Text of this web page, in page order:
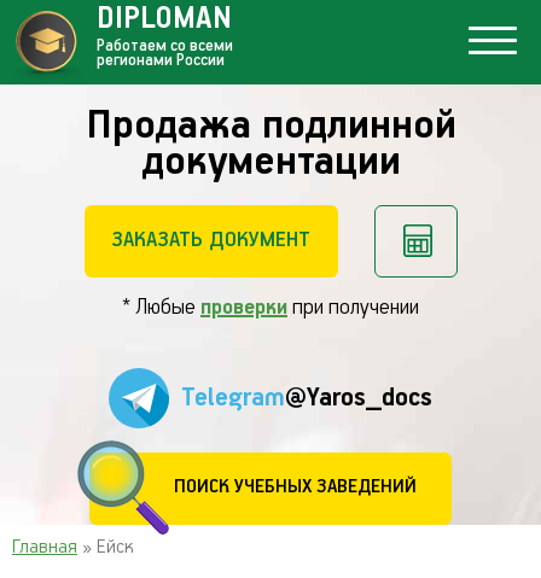
Продажа подлинной
документации
ЗАКАЗАТЬ ДОКУМЕНТ
* Любые проверки при получении
Telegram@Yaros_docs
ПОИСК УЧЕБНЫХ ЗАВЕДЕНИЙ
DIPLOMAN
Работаем со всеми
регионами России
Главная » Ейск